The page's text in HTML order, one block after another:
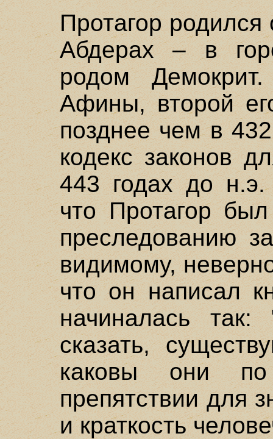
Протагор
Абдерах – в
родом
Афины, второй
позднее чем в
кодекс законов
443 годах до
что Протагор
преследованию
видимому,
что он написал
начиналась
сказать,
каковы они
препятствии для
и краткость